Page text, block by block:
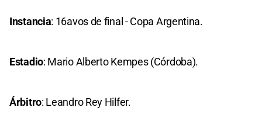
Instancia: 16avos de final - Copa Argentina.
Estadio: Mario Alberto Kempes (Córdoba).
Árbitro: Leandro Rey Hilfer.